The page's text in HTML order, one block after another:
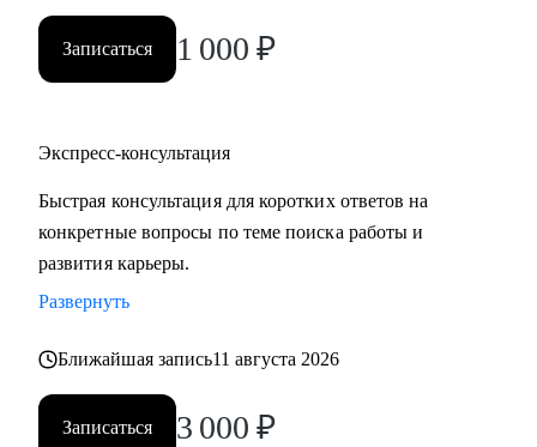
Записаться 1 000 ₽
Экспресс-консультация
Быстрая консультация для коротких ответов на
конкретные вопросы по теме поиска работы и
развития карьеры.
Развернуть
Ближайшая запись11 августа 2026
Записаться 3 000 ₽